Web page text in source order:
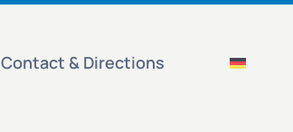
Contact & Directions